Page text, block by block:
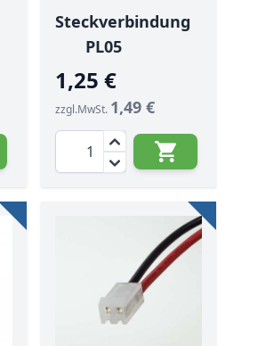
Steckverbindung
PL05
1,25 €
zzgl.MwSt. 1,49 €
Menge